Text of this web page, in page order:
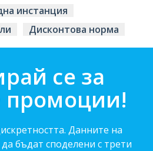
инстанция
Дисконтова норма
се за
промоции!
Данните на
бъдат споделени с трети